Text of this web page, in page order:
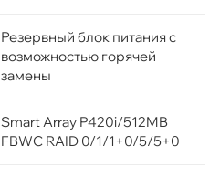
Резервный блок питания с
возможностью горячей
замены
Smart Array P420i/512MB
FBWC RAID 0/1/1+0/5/5+0